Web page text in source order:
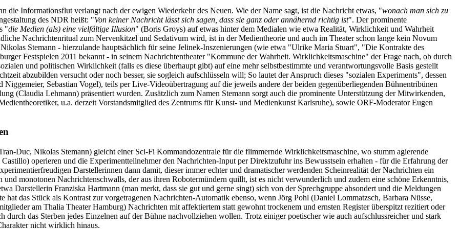
die Informationsflut verlangt nach der ewigen Wiederkehr des Neuen. Wie der Name sagt, ist die Nachricht etwas, "wonach man sich zu
des NDR heißt: "Von keiner Nachricht lässt sich sagen, dass sie ganz oder annähernd richtig ist". Der prominente
"die Medien (als) eine vielfältige Illusion" (Boris Groys) auf etwas hinter dem Medialen wie etwa Realität, Wirklichkeit und Wahrheit
Nachrichtenritual zum Nervenkitzel und Sedativum wird, ist in der Medientheorie und auch im Theater schon lange kein Novum
Stemann - hierzulande hauptsächlich für seine Jelinek-Inszenierungen (wie etwa "Ulrike Maria Stuart", "Die Kontrakte des
Festspielen 2011 bekannt - in seinem Nachrichtentheater "Kommune der Wahrheit. Wirklichkeitsmaschine" der Frage nach, ob durch
und politischen Wirklichkeit (falls es diese überhaupt gibt) auf eine mehr selbstbestimmte und verantwortungsvolle Basis gestellt
abzubilden versucht oder noch besser, sie sogleich aufschlüsseln will; So lautet der Anspruch dieses "sozialen Experiments", dessen
Sebastian Vogel), teils per Live-Videoübertragung auf die jeweils andere der beiden gegenüberliegenden Bühnentribünen
(Claudia Lehmann) präsentiert wurden. Zusätzlich zum Namen Stemann sorgt auch die prominente Unterstützung der Mitwirkenden,
u.a. derzeit Vorstandsmitglied des Zentrums für Kunst- und Medienkunst Karlsruhe), sowie ORF-Moderator Eugen
Duc, Nikolas Stemann) gleicht einer Sci-Fi Kommandozentrale für die flimmernde Wirklichkeitsmaschine, wo stumm agierende
operieren und die Experimentteilnehmer den Nachrichten-Input per Direktzufuhr ins Bewusstsein erhalten - für die Erfahrung der
Darstellerinnen dann damit, dieser immer echter und dramatischer werdenden Scheinrealität der Nachrichten ein
monotonen Nachrichtenschwalls, der aus ihren Robotermündern quillt, ist es nicht verwunderlich und zudem eine schöne Erkenntnis,
Darstellerin Franziska Hartmann (man merkt, dass sie gut und gerne singt) sich von der Sprechgruppe absondert und die Meldungen
hat das Stück als Kontrast zur vorgetragenen Nachrichten-Automatik ebenso, wenn Jörg Pohl (Daniel Lommatzsch, Barbara Nüsse,
am Thalia Theater Hamburg) Nachrichten mit affektiertem statt gewohnt trockenem und ernsten Register überspitzt rezitiert oder
das Sterben jedes Einzelnen auf der Bühne nachvollziehen wollen. Trotz einiger poetischer wie auch aufschlussreicher und stark
nicht wirklich hinaus.